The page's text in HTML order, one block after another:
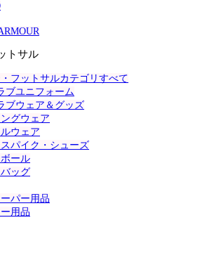
トサル
フットサルカテゴリすべて
ブユニフォーム
ブウェア＆グッズ
ングウェア
ウェア
パイク・シューズ
ール
ッグ
パー用品
用品